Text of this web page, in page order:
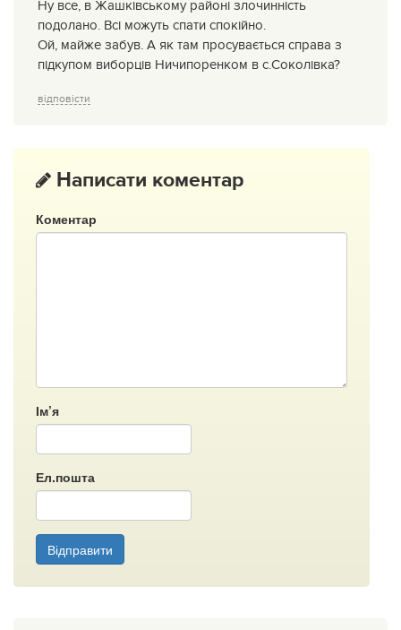
Ну все, в Жашківському районі злочинність
подолано. Всі можуть спати спокійно.
Ой, майже забув. А як там просувається справа з
підкупом виборців Ничипоренком в с.Соколівка?
відповісти
Написати коментар
Коментар
Ім’я
Ел.пошта
Відправити